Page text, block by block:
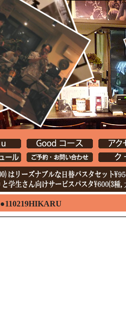
●110219HIKARU